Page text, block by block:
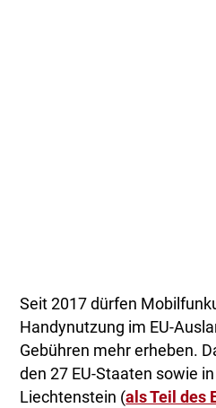
Seit 2017 dürfen
Handynutzung im EU-
Gebühren mehr erheben.
den 27 EU-Staaten sowie
Liechtenstein (als Teil des